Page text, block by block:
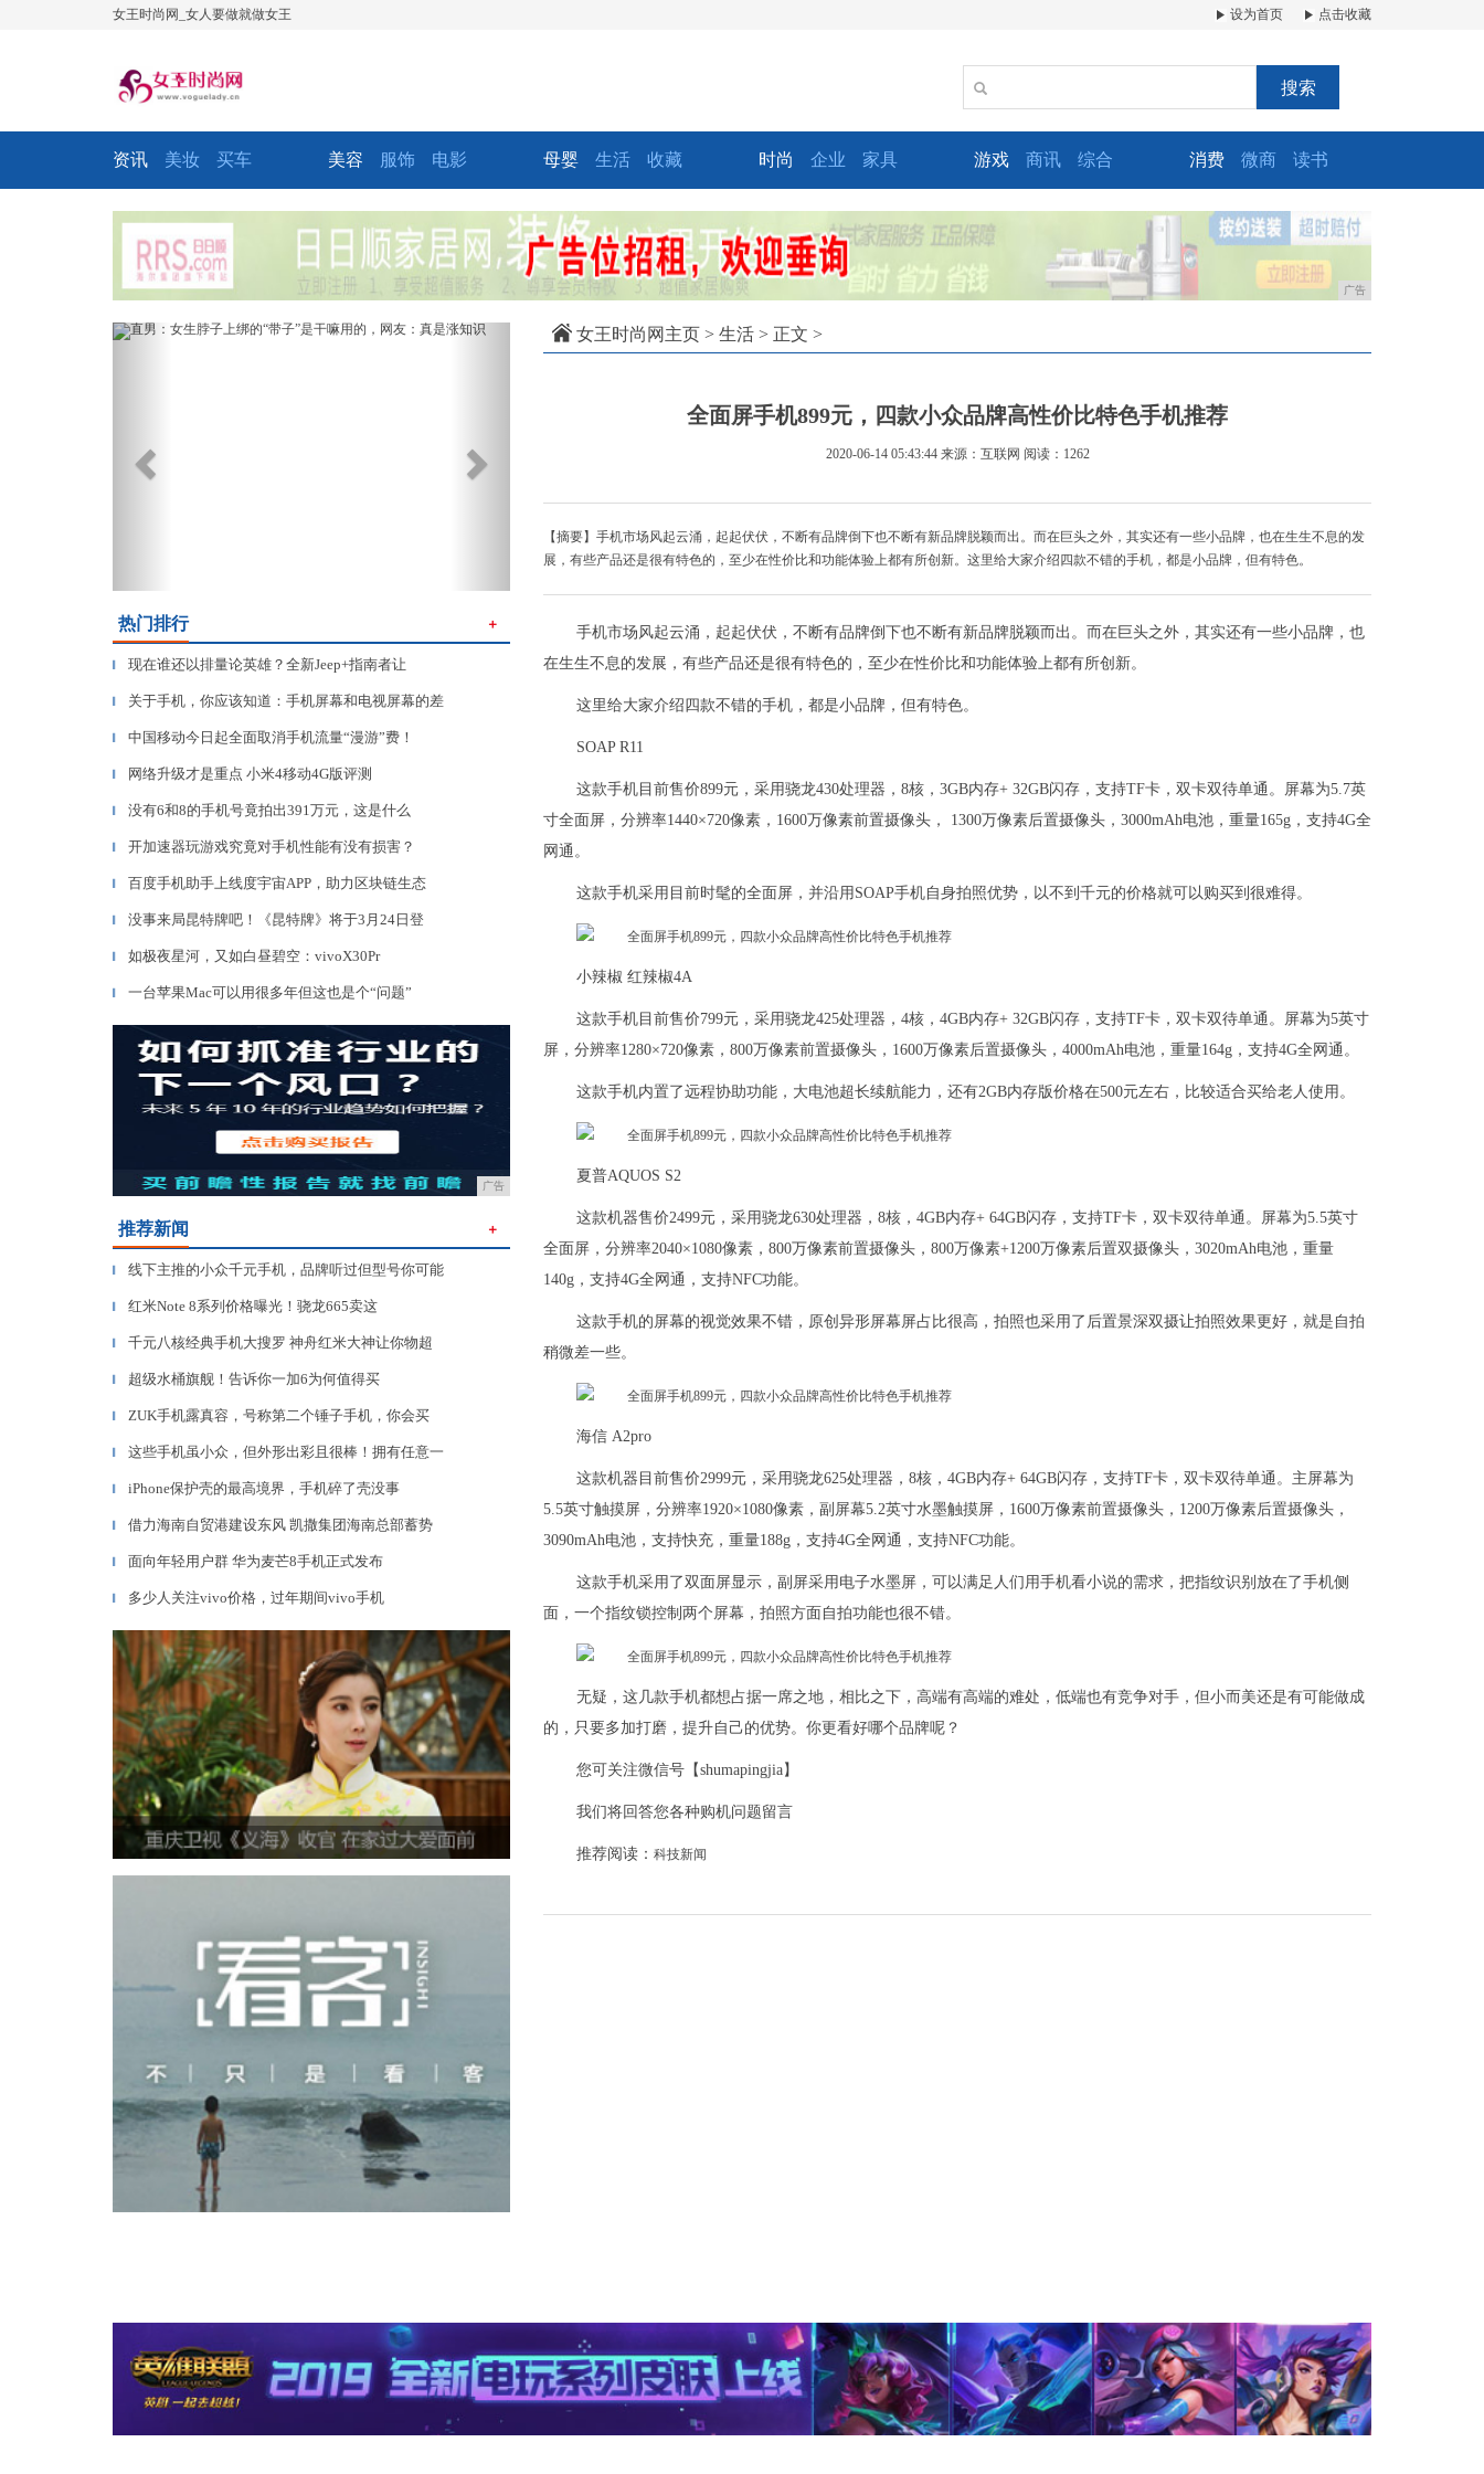
女王时尚网_女人要做就做女王 设为首页 点击收藏
搜索
资讯 美妆 买车 美容 服饰 电影 母婴 生活 收藏 时尚 企业 家具 游戏 商讯 综合 消费 微商 读书
广告
Previous Next
热门排行 ＋
▎ 现在谁还以排量论英雄？全新Jeep+指南者让
▎ 关于手机，你应该知道：手机屏幕和电视屏幕的差
▎ 中国移动今日起全面取消手机流量“漫游”费！
▎ 网络升级才是重点 小米4移动4G版评测
▎ 没有6和8的手机号竟拍出391万元，这是什么
▎ 开加速器玩游戏究竟对手机性能有没有损害？
▎ 百度手机助手上线度宇宙APP，助力区块链生态
▎ 没事来局昆特牌吧！《昆特牌》将于3月24日登
▎ 如极夜星河，又如白昼碧空：vivoX30Pr
▎ 一台苹果Mac可以用很多年但这也是个“问题”
广告
推荐新闻 ＋
▎ 线下主推的小众千元手机，品牌听过但型号你可能
▎ 红米Note 8系列价格曝光！骁龙665卖这
▎ 千元八核经典手机大搜罗 神舟红米大神让你物超
▎ 超级水桶旗舰！告诉你一加6为何值得买
▎ ZUK手机露真容，号称第二个锤子手机，你会买
▎ 这些手机虽小众，但外形出彩且很棒！拥有任意一
▎ iPhone保护壳的最高境界，手机碎了壳没事
▎ 借力海南自贸港建设东风 凯撒集团海南总部蓄势
▎ 面向年轻用户群 华为麦芒8手机正式发布
▎ 多少人关注vivo价格，过年期间vivo手机
女王时尚网主页 > 生活 > 正文 >
全面屏手机899元，四款小众品牌高性价比特色手机推荐
2020-06-14 05:43:44 来源：互联网 阅读：1262
【摘要】手机市场风起云涌，起起伏伏，不断有品牌倒下也不断有新品牌脱颖而出。而在巨头之外，其实还有一些小品牌，也在生生不息的发
展，有些产品还是很有特色的，至少在性价比和功能体验上都有所创新。这里给大家介绍四款不错的手机，都是小品牌，但有特色。
手机市场风起云涌，起起伏伏，不断有品牌倒下也不断有新品牌脱颖而出。而在巨头之外，其实还有一些小品牌，也
在生生不息的发展，有些产品还是很有特色的，至少在性价比和功能体验上都有所创新。
这里给大家介绍四款不错的手机，都是小品牌，但有特色。
SOAP R11
这款手机目前售价899元，采用骁龙430处理器，8核，3GB内存+ 32GB闪存，支持TF卡，双卡双待单通。屏幕为5.7英
寸全面屏，分辨率1440×720像素，1600万像素前置摄像头， 1300万像素后置摄像头，3000mAh电池，重量165g，支持4G全
网通。
这款手机采用目前时髦的全面屏，并沿用SOAP手机自身拍照优势，以不到千元的价格就可以购买到很难得。
小辣椒 红辣椒4A
这款手机目前售价799元，采用骁龙425处理器，4核，4GB内存+ 32GB闪存，支持TF卡，双卡双待单通。屏幕为5英寸
屏，分辨率1280×720像素，800万像素前置摄像头，1600万像素后置摄像头，4000mAh电池，重量164g，支持4G全网通。
这款手机内置了远程协助功能，大电池超长续航能力，还有2GB内存版价格在500元左右，比较适合买给老人使用。
夏普AQUOS S2
这款机器售价2499元，采用骁龙630处理器，8核，4GB内存+ 64GB闪存，支持TF卡，双卡双待单通。屏幕为5.5英寸
全面屏，分辨率2040×1080像素，800万像素前置摄像头，800万像素+1200万像素后置双摄像头，3020mAh电池，重量
140g，支持4G全网通，支持NFC功能。
这款手机的屏幕的视觉效果不错，原创异形屏幕屏占比很高，拍照也采用了后置景深双摄让拍照效果更好，就是自拍
稍微差一些。
海信 A2pro
这款机器目前售价2999元，采用骁龙625处理器，8核，4GB内存+ 64GB闪存，支持TF卡，双卡双待单通。主屏幕为
5.5英寸触摸屏，分辨率1920×1080像素，副屏幕5.2英寸水墨触摸屏，1600万像素前置摄像头，1200万像素后置摄像头，
3090mAh电池，支持快充，重量188g，支持4G全网通，支持NFC功能。
这款手机采用了双面屏显示，副屏采用电子水墨屏，可以满足人们用手机看小说的需求，把指纹识别放在了手机侧
面，一个指纹锁控制两个屏幕，拍照方面自拍功能也很不错。
无疑，这几款手机都想占据一席之地，相比之下，高端有高端的难处，低端也有竞争对手，但小而美还是有可能做成
的，只要多加打磨，提升自己的优势。你更看好哪个品牌呢？
您可关注微信号【shumapingjia】
我们将回答您各种购机问题留言
推荐阅读： 科技新闻